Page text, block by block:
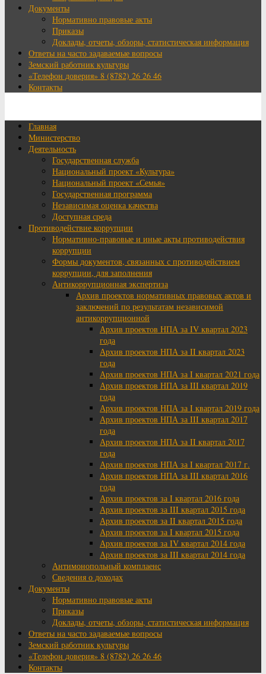
Документы
Нормативно правовые акты
Приказы
Доклады, отчеты, обзоры, статистическая информация
Ответы на часто задаваемые вопросы
Земский работник культуры
«Телефон доверия» 8 (8782) 26 26 46
Контакты
Главная
Министерство
Деятельность
Государственная служба
Национальный проект «Культура»
Национальный проект «Семья»
Государственная программа
Независимая оценка качества
Доступная среда
Противодействие коррупции
Нормативно-правовые и иные акты противодействия
коррупции
Формы документов, связанных с противодействием
коррупции, для заполнения
Антикоррупционная экспертиза
Архив проектов нормативных правовых актов и
заключений по результатам независимой
антикоррупционной
Архив проектов НПА за IV квартал 2023
года
Архив проектов НПА за II квартал 2023
года
Архив проектов НПА за I квартал 2021 года
Архив проектов НПА за III квартал 2019
года
Архив проектов НПА за I квартал 2019 года
Архив проектов НПА за III квартал 2017
года
Архив проектов НПА за II квартал 2017
года
Архив проектов НПА за I квартал 2017 г.
Архив проектов НПА за III квартал 2016
года
Архив проектов за I квартал 2016 года
Архив проектов за III квартал 2015 года
Архив проектов за II квартал 2015 года
Архив проектов за I квартал 2015 года
Архив проектов за IV квартал 2014 года
Архив проектов за III квартал 2014 года
Антимонопольный комплаенс
Сведения о доходах
Документы
Нормативно правовые акты
Приказы
Доклады, отчеты, обзоры, статистическая информация
Ответы на часто задаваемые вопросы
Земский работник культуры
«Телефон доверия» 8 (8782) 26 26 46
Контакты